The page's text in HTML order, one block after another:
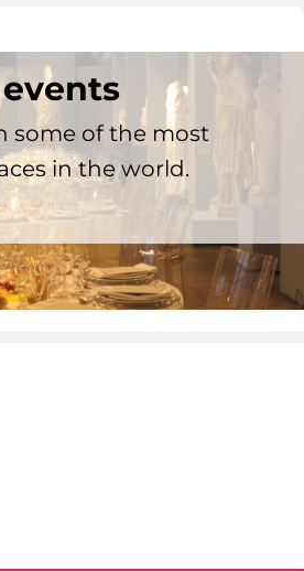
some of the most
in the world.